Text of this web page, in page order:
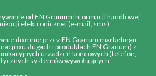
od FN Granum informacji handlowej
elektronicznej (e-mail, sms)
do mnie przez FN Granum marketingu
o usługach i produktach FN Granum) z
urządzeń końcowych (telefon,
systemów wywołujących.